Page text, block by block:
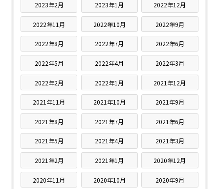
2023年2月 2023年1月 2022年12月
2022年11月 2022年10月 2022年9月
2022年8月 2022年7月 2022年6月
2022年5月 2022年4月 2022年3月
2022年2月 2022年1月 2021年12月
2021年11月 2021年10月 2021年9月
2021年8月 2021年7月 2021年6月
2021年5月 2021年4月 2021年3月
2021年2月 2021年1月 2020年12月
2020年11月 2020年10月 2020年9月